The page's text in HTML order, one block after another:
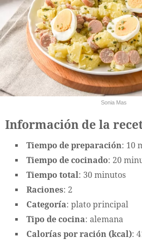
Sonia Mas
Información de la
Tiempo de preparación: 10
Tiempo de cocinado: 20
Tiempo total: 30 minutos
Raciones: 2
Categoría: plato principal
Tipo de cocina: alemana
Calorías por ración (kcal):